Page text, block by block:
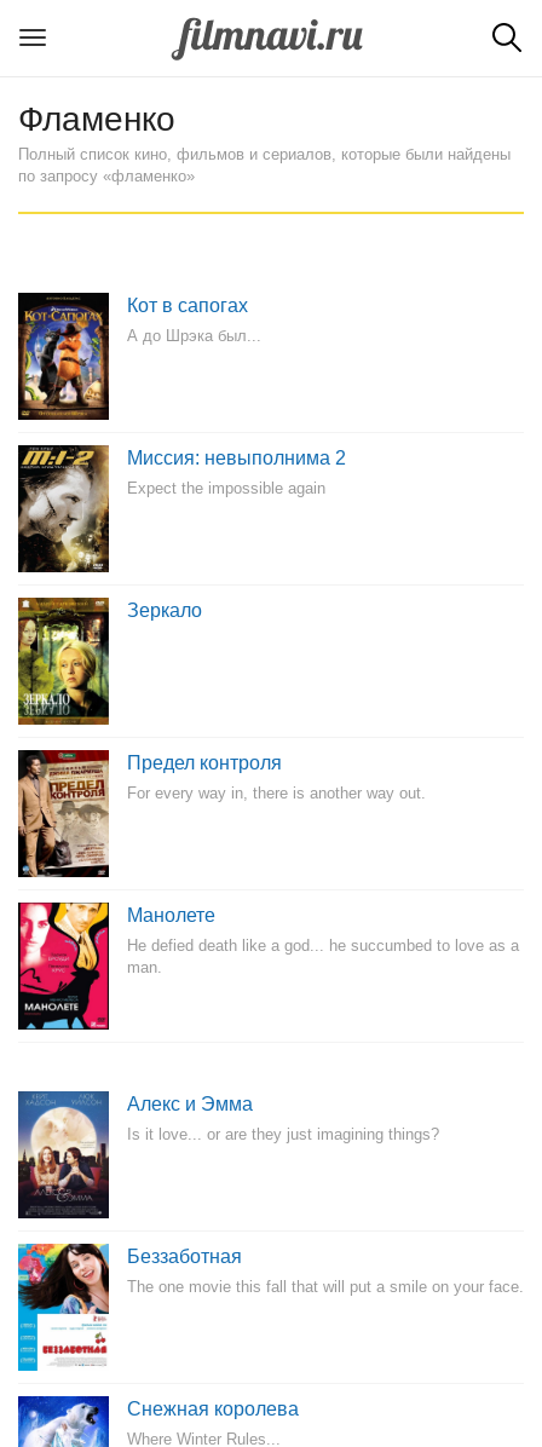
Фламенко
Полный список кино, фильмов и сериалов, которые были найдены
по запросу «фламенко»
Кот в сапогах
А до Шрэка был...
Миссия: невыполнима 2
Expect the impossible again
Зеркало
Предел контроля
For every way in, there is another way out.
Манолете
He defied death like a god... he succumbed to love as a
man.
Алекс и Эмма
Is it love... or are they just imagining things?
Беззаботная
The one movie this fall that will put a smile on your face.
Снежная королева
Where Winter Rules...